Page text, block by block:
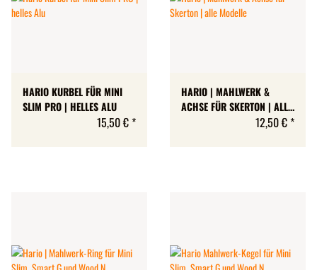
HARIO KURBEL FÜR MINI
SLIM PRO | HELLES ALU
15,50 € *
HARIO | MAHLWERK &
ACHSE FÜR SKERTON | ALLE
12,50 € *